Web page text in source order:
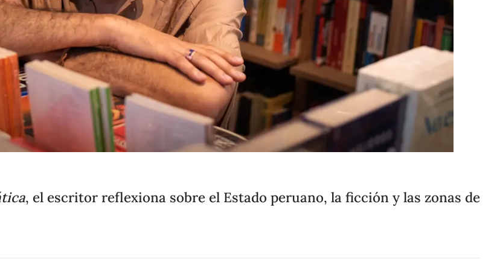
, el escritor reflexiona sobre el Estado peruano, la ficción y las zonas de